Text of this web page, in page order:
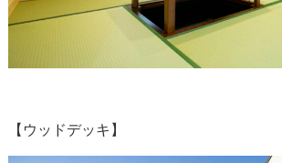
【ウッドデッキ】